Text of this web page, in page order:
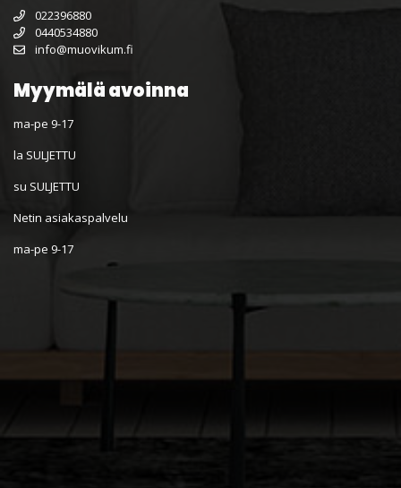
022396880
0440534880
info@muovikum.fi
Myymälä avoinna
ma-pe 9-17
la SULJETTU
su SULJETTU
Netin asiakaspalvelu
ma-pe 9-17